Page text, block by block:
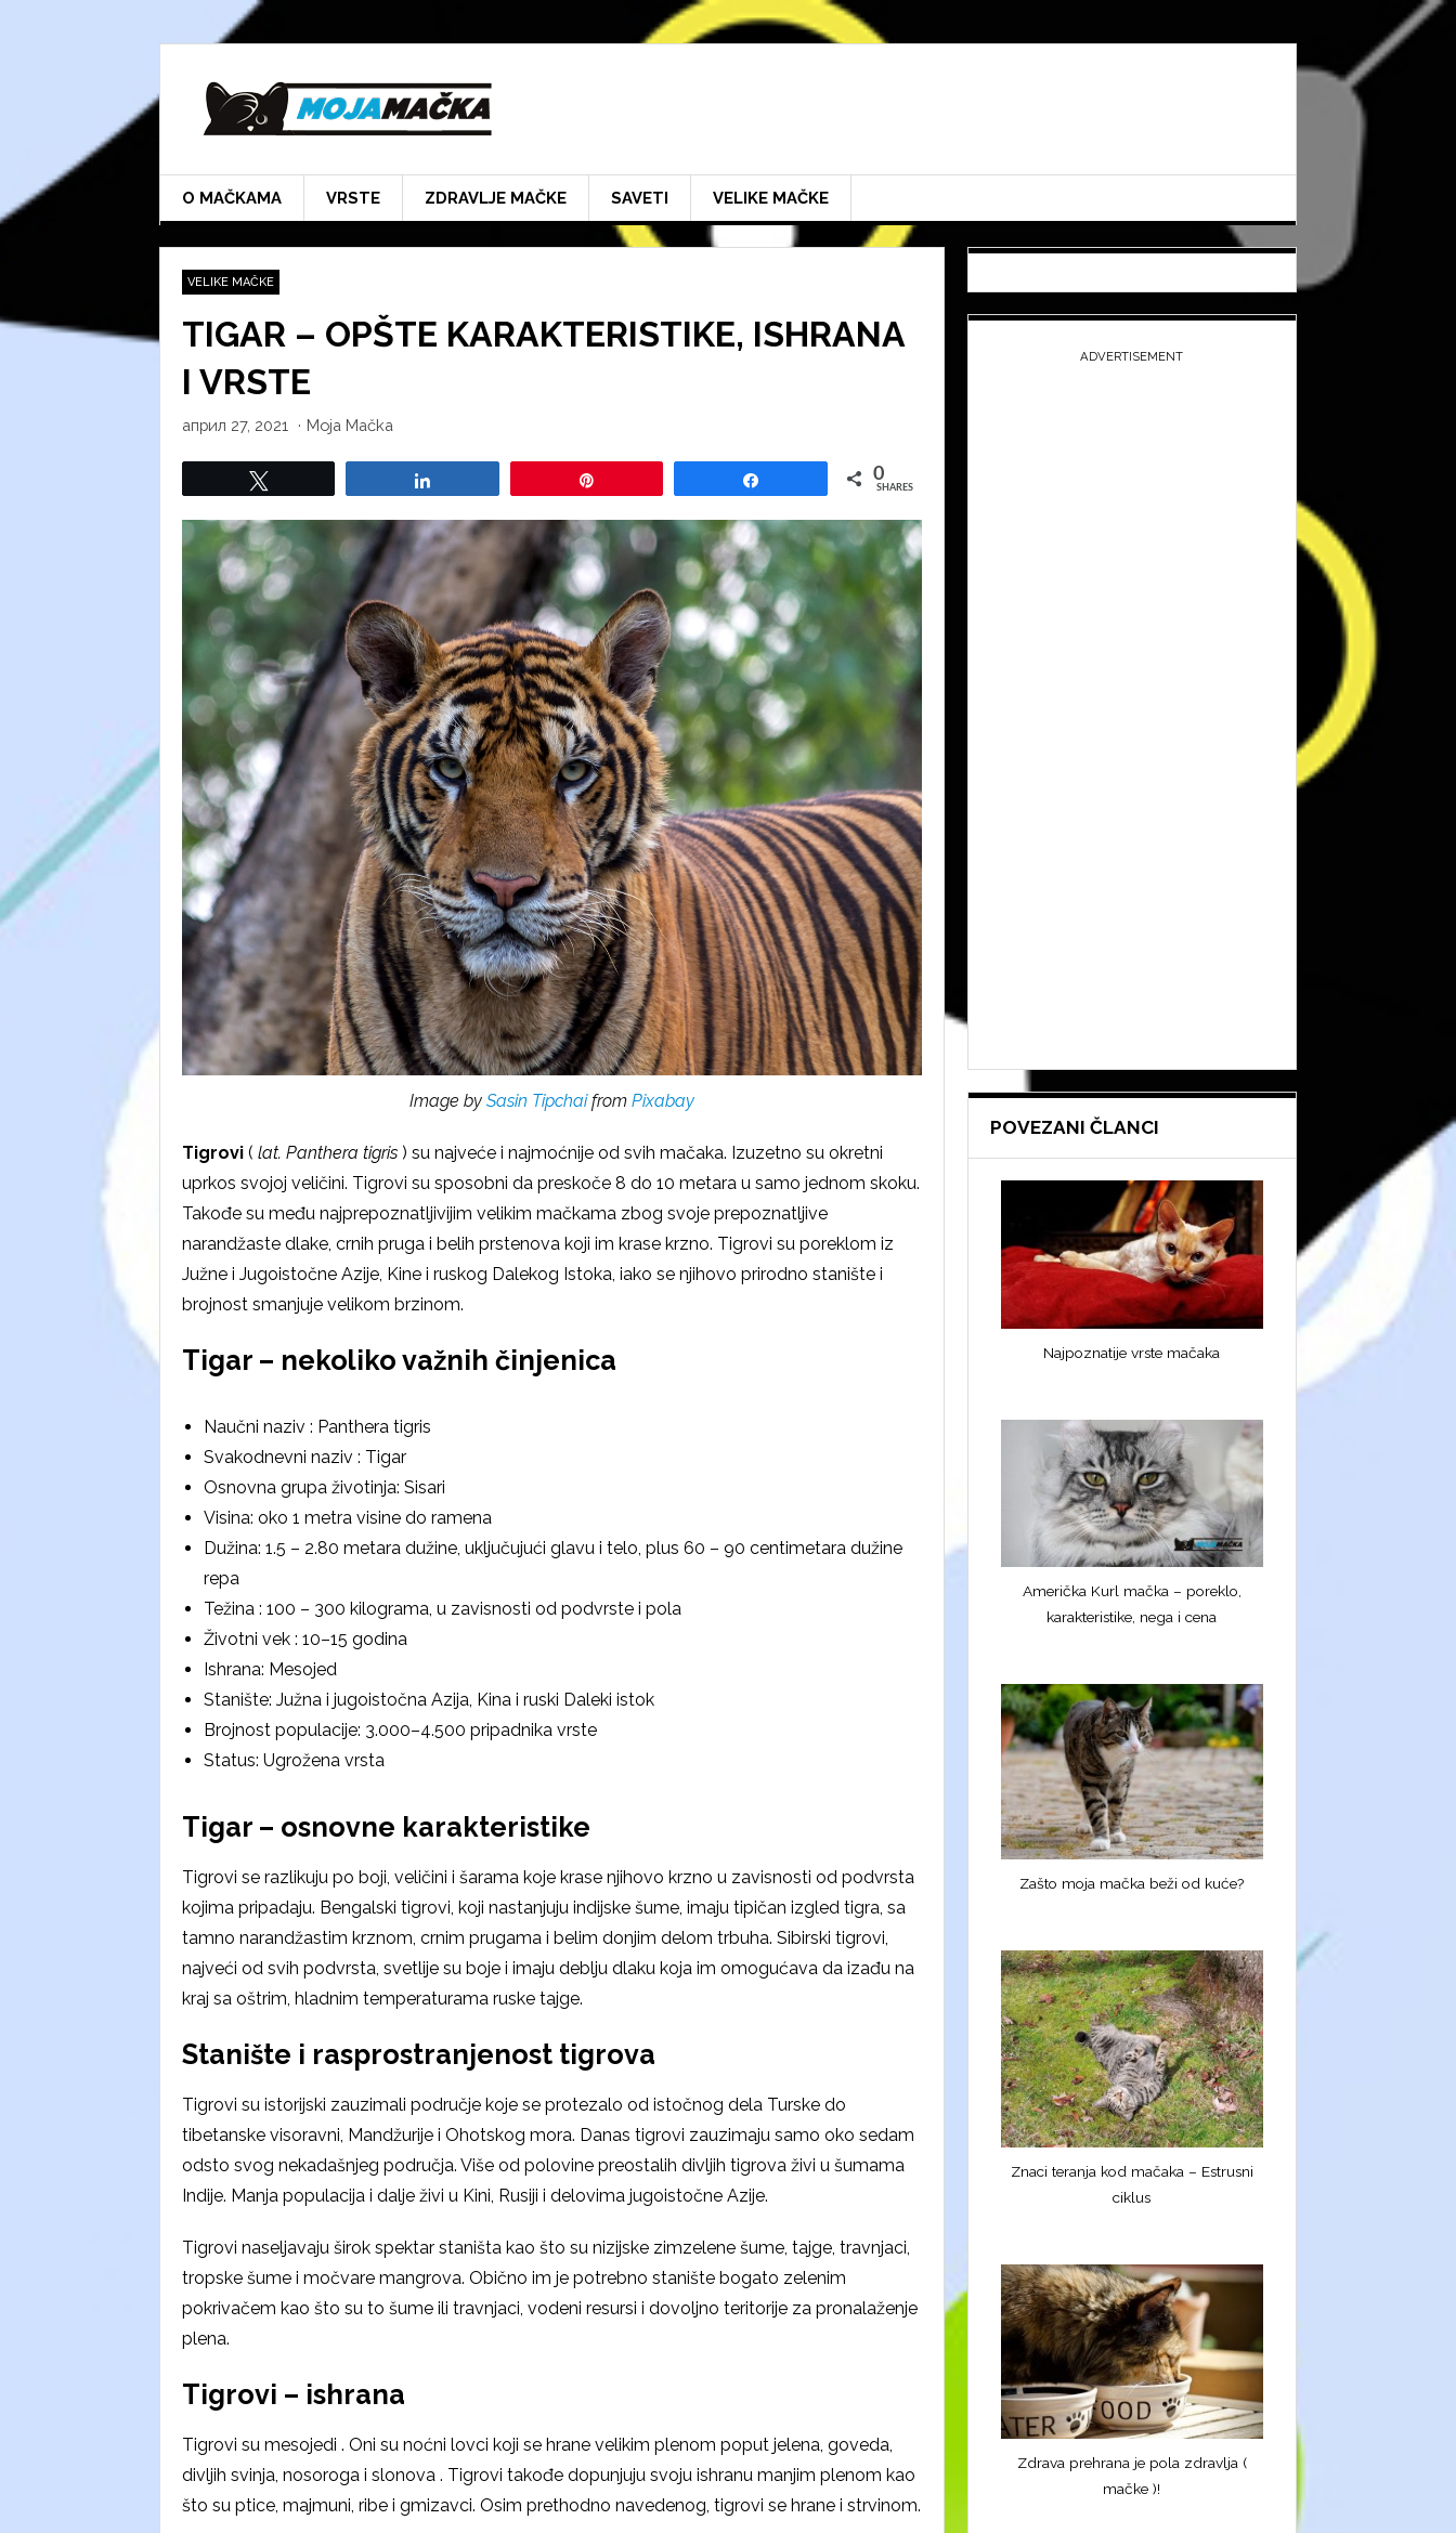
O MAČKAMA VRSTE ZDRAVLJE MAČKE SAVETI VELIKE MAČKE
VELIKE MAČKE
TIGAR – OPŠTE KARAKTERISTIKE, ISHRANA
I VRSTE
април 27, 2021 · Moja Mačka
0
SHARES
Image by Sasin Tipchaifrom Pixabay
Tigrovi ( lat. Panthera tigris ) su najveće i najmoćnije od svih mačaka. Izuzetno su okretni
uprkos svojoj veličini. Tigrovi su sposobni da preskoče 8 do 10 metara u samo jednom skoku.
Takođe su među najprepoznatljivijim velikim mačkama zbog svoje prepoznatljive
narandžaste dlake, crnih pruga i belih prstenova koji im krase krzno. Tigrovi su poreklom iz
Južne i Jugoistočne Azije, Kine i ruskog Dalekog Istoka, iako se njihovo prirodno stanište i
brojnost smanjuje velikom brzinom.
Tigar – nekoliko važnih činjenica
Naučni naziv : Panthera tigris
Svakodnevni naziv : Tigar
Osnovna grupa životinja: Sisari
Visina: oko 1 metra visine do ramena
Dužina: 1.5 – 2.80 metara dužine, uključujući glavu i telo, plus 60 – 90 centimetara dužine
repa
Težina : 100 – 300 kilograma, u zavisnosti od podvrste i pola
Životni vek : 10–15 godina
Ishrana: Mesojed
Stanište: Južna i jugoistočna Azija, Kina i ruski Daleki istok
Brojnost populacije: 3.000–4.500 pripadnika vrste
Status: Ugrožena vrsta
Tigar – osnovne karakteristike
Tigrovi se razlikuju po boji, veličini i šarama koje krase njihovo krzno u zavisnosti od podvrsta
kojima pripadaju. Bengalski tigrovi, koji nastanjuju indijske šume, imaju tipičan izgled tigra, sa
tamno narandžastim krznom, crnim prugama i belim donjim delom trbuha. Sibirski tigrovi,
najveći od svih podvrsta, svetlije su boje i imaju deblju dlaku koja im omogućava da izađu na
kraj sa oštrim, hladnim temperaturama ruske tajge.
Stanište i rasprostranjenost tigrova
Tigrovi su istorijski zauzimali područje koje se protezalo od istočnog dela Turske do
tibetanske visoravni, Mandžurije i Ohotskog mora. Danas tigrovi zauzimaju samo oko sedam
odsto svog nekadašnjeg područja. Više od polovine preostalih divljih tigrova živi u šumama
Indije. Manja populacija i dalje živi u Kini, Rusiji i delovima jugoistočne Azije.
Tigrovi naseljavaju širok spektar staništa kao što su nizijske zimzelene šume, tajge, travnjaci,
tropske šume i močvare mangrova. Obično im je potrebno stanište bogato zelenim
pokrivačem kao što su to šume ili travnjaci, vodeni resursi i dovoljno teritorije za pronalaženje
plena.
Tigrovi – ishrana
Tigrovi su mesojedi . Oni su noćni lovci koji se hrane velikim plenom poput jelena, goveda,
divljih svinja, nosoroga i slonova . Tigrovi takođe dopunjuju svoju ishranu manjim plenom kao
što su ptice, majmuni, ribe i gmizavci. Osim prethodno navedenog, tigrovi se hrane i strvinom.
ADVERTISEMENT
POVEZANI ČLANCI
Najpoznatije vrste mačaka
Američka Kurl mačka – poreklo,
karakteristike, nega i cena
Zašto moja mačka beži od kuće?
Znaci teranja kod mačaka – Estrusni
ciklus
Zdrava prehrana je pola zdravlja (
mačke )!